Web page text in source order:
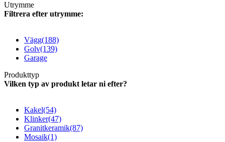
Utrymme
Filtrera efter utrymme:
Vägg(188)
Golv(139)
Garage
Produkttyp
Vilken typ av produkt letar ni efter?
Kakel(54)
Klinker(47)
Granitkeramik(87)
Mosaik(1)